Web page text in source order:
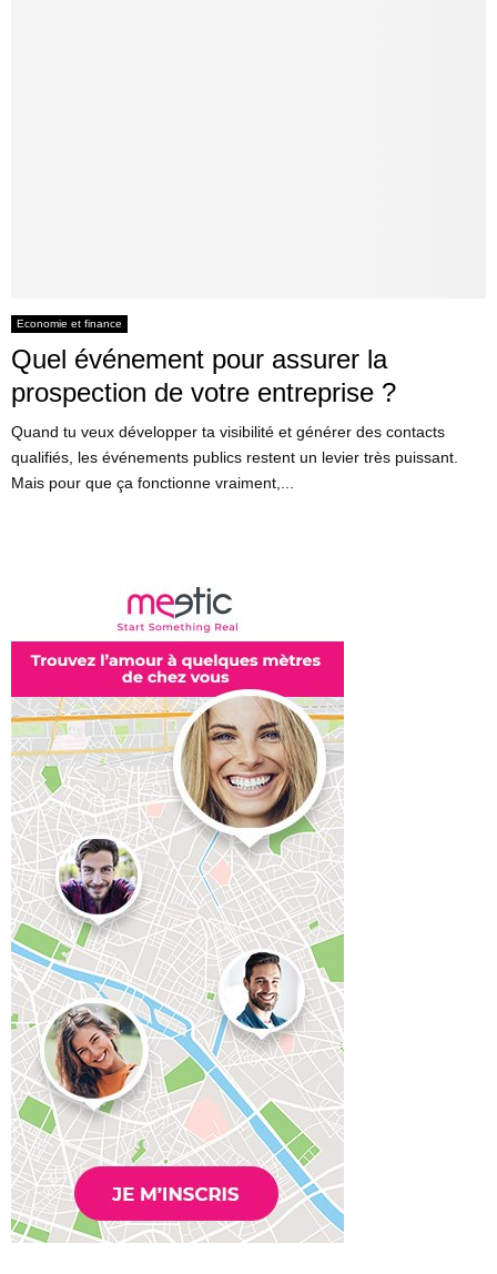
Economie et finance
Quel événement pour assurer la
prospection de votre entreprise ?
Quand tu veux développer ta visibilité et générer des contacts
qualifiés, les événements publics restent un levier très puissant.
Mais pour que ça fonctionne vraiment,...